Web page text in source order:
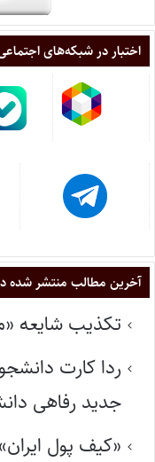
اختبار در شبکه‌های
آخرین مطالب منتشر شده
تکذیب شایعه
ردا کارت
جدید رفاهی
«کیف پول